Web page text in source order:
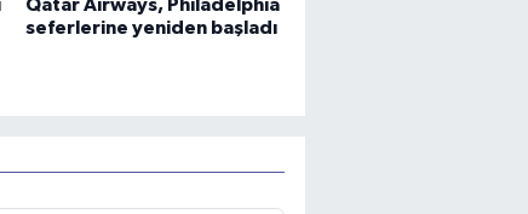
Qatar Airways, Philadelphia
seferlerine yeniden başladı